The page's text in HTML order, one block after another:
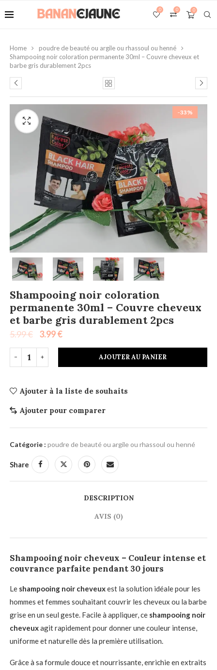
0
0
0
Home
poudre de beauté ou argile ou rhassoul ou henné
Shampooing noir coloration permanente 30ml – Couvre cheveux et
barbe gris durablement 2pcs
-33%
Shampooing noir coloration
permanente 30ml – Couvre cheveux
et barbe gris durablement 2pcs
5.99€ 3.99€
AJOUTER AU PANIER
Ajouter à la liste de souhaits
Ajouter pour comparer
Catégorie : poudre de beauté ou argile ou rhassoul ou henné
Share
DESCRIPTION
AVIS (0)
Shampooing noir cheveux – Couleur intense et
couvrance parfaite pendant 30 jours
Le shampooing noir cheveuxest la solution idéale pour les
hommes et femmes souhaitant couvrir les cheveux ou la barbe
grise en un seul geste. Facile à appliquer, ce shampooing noir
cheveuxagit rapidement pour donner une couleur intense,
uniforme et naturelle dès la première utilisation.
Grâce à sa formule douce et nourrissante, enrichie en extraits